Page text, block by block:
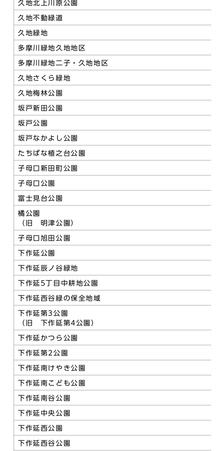
久地北上川原公園
久地不動緑道
久地緑地
多摩川緑地久地地区
多摩川緑地二子・久地地区
久地さくら緑地
久地梅林公園
坂戸新田公園
坂戸公園
坂戸なかよし公園
たちばな植之台公園
子母口新田町公園
子母口公園
富士見台公園
橘公園
（旧 明津公園）
子母口旭田公園
下作延公園
下作延辰ノ谷緑地
下作延5丁目中耕地公園
下作延西谷緑の保全地域
下作延第3公園
（旧 下作延第4公園）
下作延かつら公園
下作延第2公園
下作延南けやき公園
下作延南こども公園
下作延南谷公園
下作延中央公園
下作延西公園
下作延西谷公園